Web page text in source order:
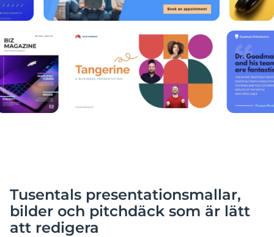
Tusentals presentationsmallar,
bilder och pitchdäck som är lätt
att redigera